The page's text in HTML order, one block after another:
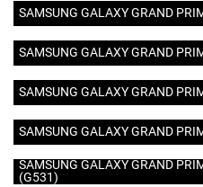
SAMSUNG GALAXY GRAND
SAMSUNG GALAXY GRAND
SAMSUNG GALAXY GRAND
SAMSUNG GALAXY GRAND
SAMSUNG GALAXY GRAND
(G531)